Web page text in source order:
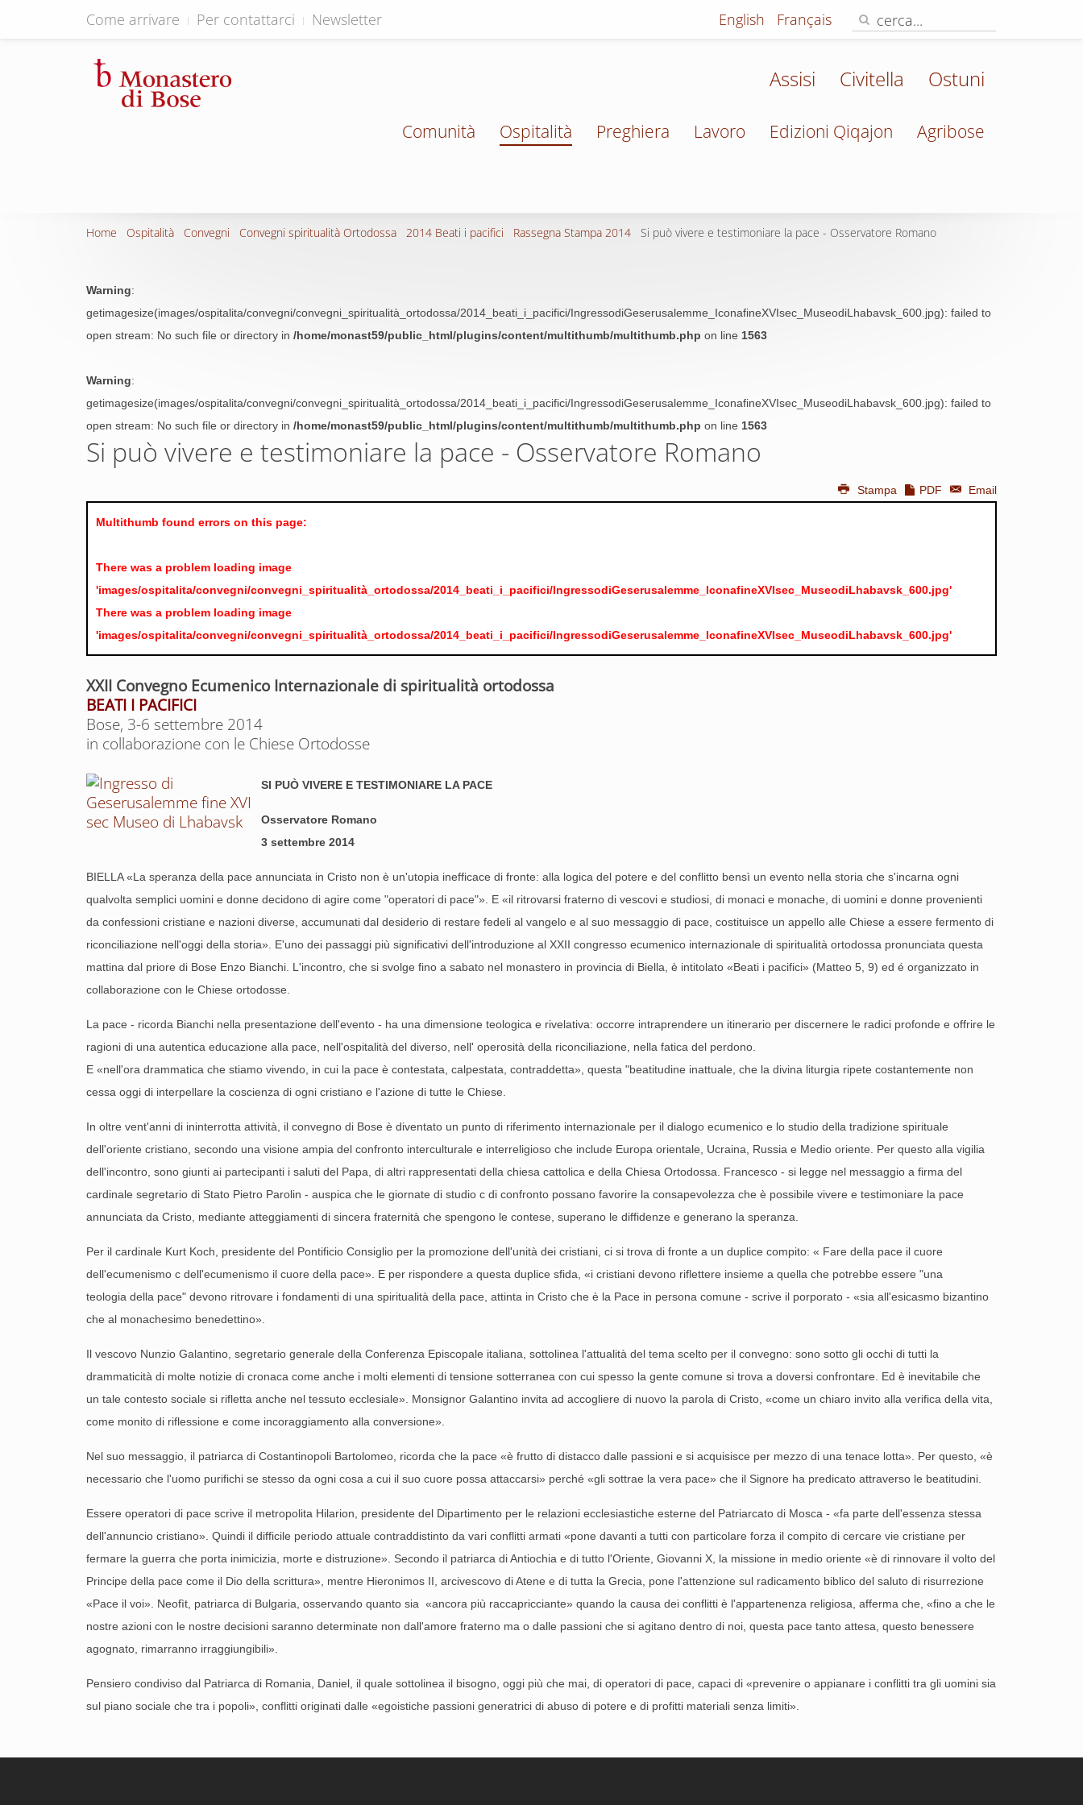
Come arrivare Per contattarci Newsletter English Français
Assisi Civitella Ostuni
Comunità Ospitalità Preghiera Lavoro Edizioni Qiqajon Agribose
Home Ospitalità Convegni Convegni spiritualità Ortodossa 2014 Beati i pacifici Rassegna Stampa 2014 Si può vivere e testimoniare la pace - Osservatore Romano
Warning:
getimagesize(images/ospitalita/convegni/convegni_spiritualità_ortodossa/2014_beati_i_pacifici/IngressodiGeserusalemme_IconafineXVIsec_MuseodiLhabavsk_600.jpg): failed to
open stream: No such file or directory in /home/monast59/public_html/plugins/content/multithumb/multithumb.php on line 1563
Warning:
getimagesize(images/ospitalita/convegni/convegni_spiritualità_ortodossa/2014_beati_i_pacifici/IngressodiGeserusalemme_IconafineXVIsec_MuseodiLhabavsk_600.jpg): failed to
open stream: No such file or directory in /home/monast59/public_html/plugins/content/multithumb/multithumb.php on line 1563
Si può vivere e testimoniare la pace - Osservatore Romano
Stampa PDF Email
Multithumb found errors on this page:
There was a problem loading image
'images/ospitalita/convegni/convegni_spiritualità_ortodossa/2014_beati_i_pacifici/IngressodiGeserusalemme_IconafineXVIsec_MuseodiLhabavsk_600.jpg'
There was a problem loading image
'images/ospitalita/convegni/convegni_spiritualità_ortodossa/2014_beati_i_pacifici/IngressodiGeserusalemme_IconafineXVIsec_MuseodiLhabavsk_600.jpg'
XXII Convegno Ecumenico Internazionale di spiritualità ortodossa
BEATI I PACIFICI
Bose, 3-6 settembre 2014
in collaborazione con le Chiese Ortodosse
SI PUÒ VIVERE E TESTIMONIARE LA PACE
Osservatore Romano
3 settembre 2014
BIELLA «La speranza della pace annunciata in Cristo non è un'utopia inefficace di fronte: alla logica del potere e del conflitto bensì un evento nella storia che s'incarna ogni
qualvolta semplici uomini e donne decidono di agire come "operatori di pace"». E «il ritrovarsi fraterno di vescovi e studiosi, di monaci e monache, di uomini e donne provenienti
da confessioni cristiane e nazioni diverse, accumunati dal desiderio di restare fedeli al vangelo e al suo messaggio di pace, costituisce un appello alle Chiese a essere fermento di
riconciliazione nell'oggi della storia». E'uno dei passaggi più significativi dell'introduzione al XXII congresso ecumenico internazionale di spiritualità ortodossa pronunciata questa
mattina dal priore di Bose Enzo Bianchi. L'incontro, che si svolge fino a sabato nel monastero in provincia di Biella, è intitolato «Beati i pacifici» (Matteo 5, 9) ed é organizzato in
collaborazione con le Chiese ortodosse.
La pace - ricorda Bianchi nella presentazione dell'evento - ha una dimensione teologica e rivelativa: occorre intraprendere un itinerario per discernere le radici profonde e offrire le
ragioni di una autentica educazione alla pace, nell'ospitalità del diverso, nell' operosità della riconciliazione, nella fatica del perdono.
E «nell'ora drammatica che stiamo vivendo, in cui la pace è contestata, calpestata, contraddetta», questa "beatitudine inattuale, che la divina liturgia ripete costantemente non
cessa oggi di interpellare la coscienza di ogni cristiano e l'azione di tutte le Chiese.
In oltre vent'anni di ininterrotta attività, il convegno di Bose è diventato un punto di riferimento internazionale per il dialogo ecumenico e lo studio della tradizione spirituale
dell'oriente cristiano, secondo una visione ampia del confronto interculturale e interreligioso che include Europa orientale, Ucraina, Russia e Medio oriente. Per questo alla vigilia
dell'incontro, sono giunti ai partecipanti i saluti del Papa, di altri rappresentati della chiesa cattolica e della Chiesa Ortodossa. Francesco - si legge nel messaggio a firma del
cardinale segretario di Stato Pietro Parolin - auspica che le giornate di studio c di confronto possano favorire la consapevolezza che è possibile vivere e testimoniare la pace
annunciata da Cristo, mediante atteggiamenti di sincera fraternità che spengono le contese, superano le diffidenze e generano la speranza.
Per il cardinale Kurt Koch, presidente del Pontificio Consiglio per la promozione dell'unità dei cristiani, ci si trova di fronte a un duplice compito: « Fare della pace il cuore
dell'ecumenismo c dell'ecumenismo il cuore della pace». E per rispondere a questa duplice sfida, «i cristiani devono riflettere insieme a quella che potrebbe essere "una
teologia della pace" devono ritrovare i fondamenti di una spiritualità della pace, attinta in Cristo che è la Pace in persona comune - scrive il porporato - «sia all'esicasmo bizantino
che al monachesimo benedettino».
Il vescovo Nunzio Galantino, segretario generale della Conferenza Episcopale italiana, sottolinea l'attualità del tema scelto per il convegno: sono sotto gli occhi di tutti la
drammaticità di molte notizie di cronaca come anche i molti elementi di tensione sotterranea con cui spesso la gente comune si trova a doversi confrontare. Ed è inevitabile che
un tale contesto sociale si rifletta anche nel tessuto ecclesiale». Monsignor Galantino invita ad accogliere di nuovo la parola di Cristo, «come un chiaro invito alla verifica della vita,
come monito di riflessione e come incoraggiamento alla conversione».
Nel suo messaggio, il patriarca di Costantinopoli Bartolomeo, ricorda che la pace «è frutto di distacco dalle passioni e si acquisisce per mezzo di una tenace lotta». Per questo, «è
necessario che l'uomo purifichi se stesso da ogni cosa a cui il suo cuore possa attaccarsi» perché «gli sottrae la vera pace» che il Signore ha predicato attraverso le beatitudini.
Essere operatori di pace scrive il metropolita Hilarion, presidente del Dipartimento per le relazioni ecclesiastiche esterne del Patriarcato di Mosca - «fa parte dell'essenza stessa
dell'annuncio cristiano». Quindi il difficile periodo attuale contraddistinto da vari conflitti armati «pone davanti a tutti con particolare forza il compito di cercare vie cristiane per
fermare la guerra che porta inimicizia, morte e distruzione». Secondo il patriarca di Antiochia e di tutto l'Oriente, Giovanni X, la missione in medio oriente «è di rinnovare il volto del
Principe della pace come il Dio della scrittura», mentre Hieronimos II, arcivescovo di Atene e di tutta la Grecia, pone l'attenzione sul radicamento biblico del saluto di risurrezione
«Pace il voi». Neofìt, patriarca di Bulgaria, osservando quanto sia «ancora più raccapricciante» quando la causa dei conflitti è l'appartenenza religiosa, afferma che, «fino a che le
nostre azioni con le nostre decisioni saranno determinate non dall'amore fraterno ma o dalle passioni che si agitano dentro di noi, questa pace tanto attesa, questo benessere
agognato, rimarranno irraggiungibili».
Pensiero condiviso dal Patriarca di Romania, Daniel, il quale sottolinea il bisogno, oggi più che mai, di operatori di pace, capaci di «prevenire o appianare i conflitti tra gli uomini sia
sul piano sociale che tra i popoli», conflitti originati dalle «egoistiche passioni generatrici di abuso di potere e di profitti materiali senza limiti».